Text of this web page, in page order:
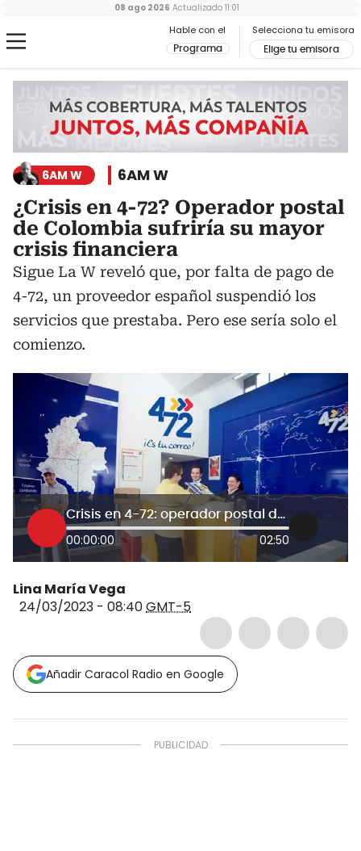
Hable con el
Programa
Selecciona tu emisora
Elige tu emisora
08 ago 2026 Actualizado 11:01
6AM W 6AM W
¿Crisis en 4-72? Operador postal
de Colombia sufriría su mayor
crisis financiera
Sigue La W reveló que, por falta de pago de
4-72, un proveedor español suspendió los
servicios que prestaba. Pero ese sería solo el
comienzo.
Crisis en 4-72: operador postal de Colombia sufre su mayor crisis financiera
00:00:00 02:50
Lina María Vega
24/03/2023 - 08:40GMT-5
Añadir Caracol Radio en Google